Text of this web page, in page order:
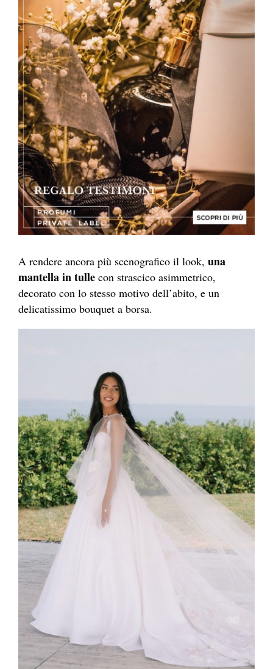
A rendere ancora più scenografico il look, una
mantella in tulle con strascico asimmetrico,
decorato con lo stesso motivo dell’abito, e un
delicatissimo bouquet a borsa.